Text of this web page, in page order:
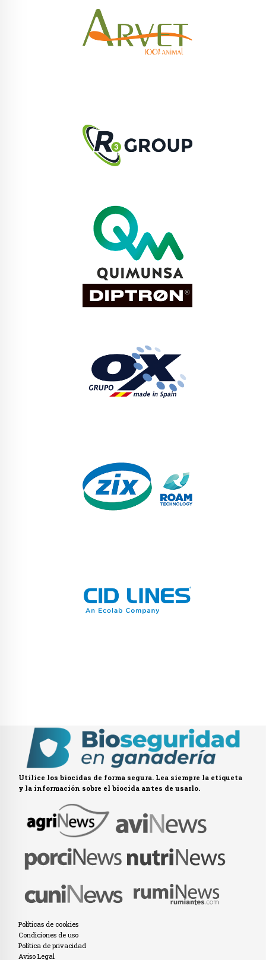
Utilice los biocidas de forma segura. Lea siempre la etiqueta
y la información sobre el biocida antes de usarlo.
Políticas de cookies
Condiciones de uso
Política de privacidad
Aviso Legal